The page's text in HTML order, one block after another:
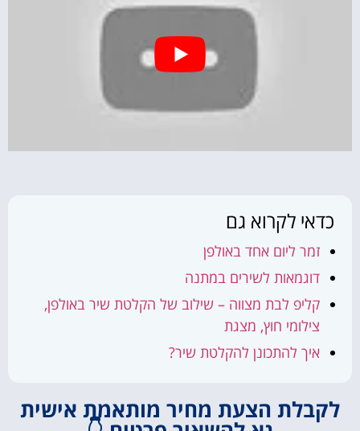
כדאי לקרוא גם
זמר ליום אחד באולפן
דוגמאות לשירים במתנה
קליפ לבת מצווה – שילוב של הקלטת שיר באולפן,
צילומי חוץ, מצגת
איך להתכונן להקלטת שיר?
לקבלת הצעת מחיר מותאמת אישית